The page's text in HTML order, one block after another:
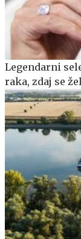
Legendarni
raka, zdaj se